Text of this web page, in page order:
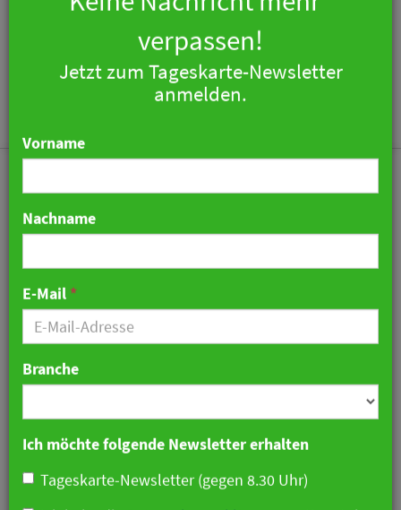
Jubiläum - 95 Jahre
Steigenberger
09. April 2025 10:47 Uhr
Keine Nachricht mehr
verpassen!
E-Mail*
Ich möchte folgende Newsletter erhalten